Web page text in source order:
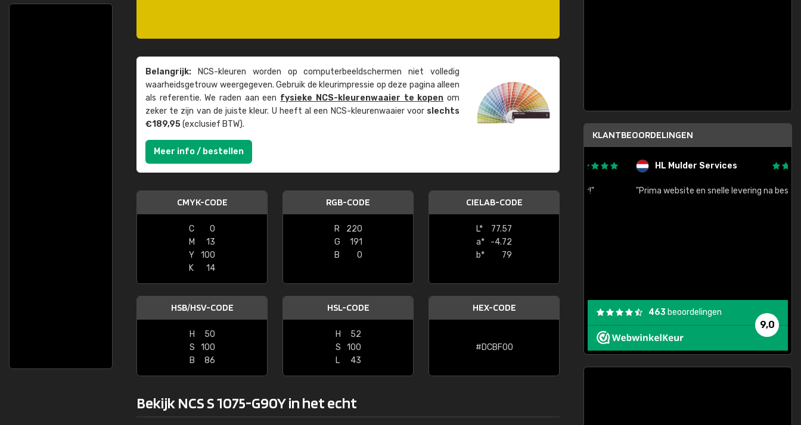
Belangrijk: NCS-kleuren worden op computer­beeld­schermen niet volledig
waarheids­­getrouw weer­gegeven. Gebruik de kleur­impressie op deze pagina alleen
als referentie. We raden aan een fysieke NCS-kleuren­waaier te kopen om
zeker te zijn van de juiste kleur. U heeft al een NCS-kleuren­waaier voor slechts
€189,95(exclusief BTW).
Meer info / bestellen
CMYK-CODE
C
0
M
13
Y
100
K
14
RGB-CODE
R
220
G
191
B
0
CIELAB-CODE
L*
77.57
a*
-4.72
b*
79
HSB/HSV-CODE
H
50
S
100
B
86
HSL-CODE
H
52
S
100
L
43
HEX-CODE
#DCBF00
Bekijk NCS S 1075-G90Y in het echt
KLANTBEOORDELINGEN
"Super snelle service en zeer betaalbaar!"
HL Mulder Services
"Prima website en snelle levering na bestelling"
9,0
463 beoordelingen